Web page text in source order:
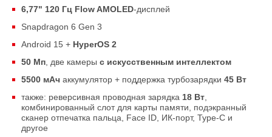
6,77" 120 Гц Flow AMOLED-дисплей
Snapdragon 6 Gen 3
Android 15 + HyperOS 2
50 Мп, две камеры с искусственным интеллектом
5500 мАч аккумулятор + поддержка турбозарядки 45 Вт
также: реверсивная проводная зарядка 18 Вт,
комбинированный слот для карты памяти, подэкранный
сканер отпечатка пальца, Face ID, ИК-порт, Type-C и
другое